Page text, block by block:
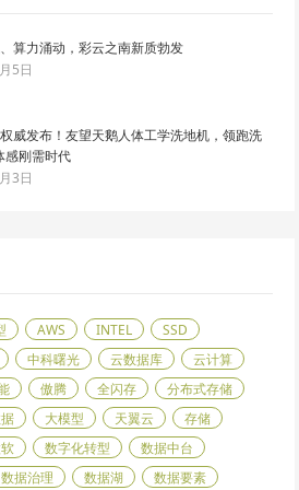
算力涌动，彩云之南新质勃发
5日
威发布！友望天鹅人体工学洗地机，领跑洗
感刚需时代
3日
AWS INTEL
SSD
中科曙光 云数据库
云计算
傲腾 全闪存
分布式存储
大模型 天翼云
存储
数字化转型
数据中台
数据治理 数据湖 数据要素